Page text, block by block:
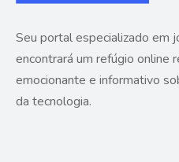
Seu portal especializado em
encontrará um refúgio online
emocionante e informativo
da tecnologia.